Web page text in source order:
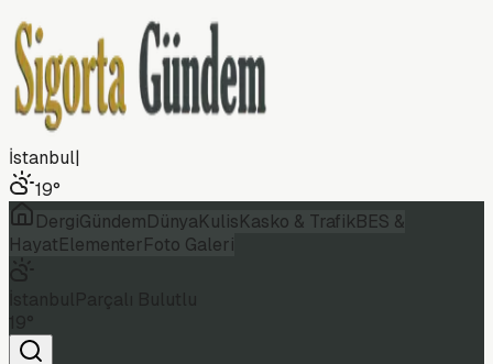
İstanbul|
19°
DergiGündemDünyaKulisKasko & TrafikBES &
HayatElementerFoto Galeri